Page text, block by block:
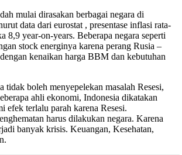
mulai dirasakan berbagai negara di
data dari eurostat , presentase inflasi rata-
8,9 year-on-years. Beberapa negara seperti
stock energinya karena perang Rusia –
kenaikan harga BBM dan kebutuhan
tidak boleh menyepelekan masalah Resesi,
ahli ekonomi, Indonesia dikatakan
efek terlalu parah karena Resesi.
harus dilakukan negara. Karena
banyak krisis. Keuangan, Kesehatan,